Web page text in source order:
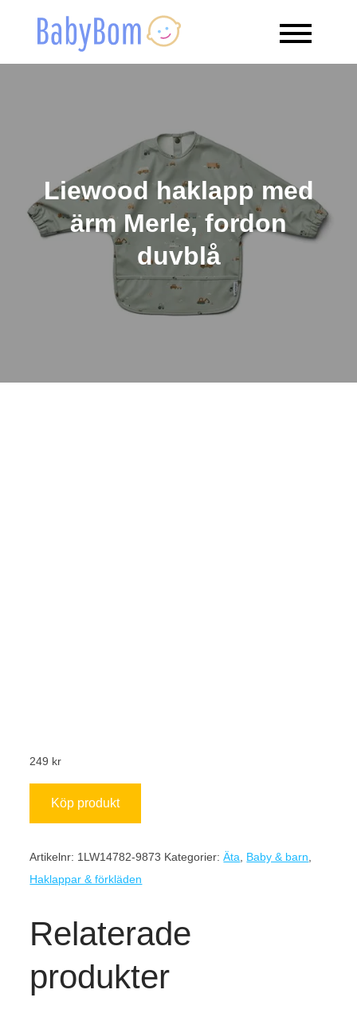
Babybom
Allt kring barn
Liewood haklapp med
ärm Merle, fordon
duvblå
249 kr
Köp produkt
Artikelnr: 1LW14782-9873 Kategorier:Äta Baby & barn
Haklappar & förkläden
Relaterade
produkter